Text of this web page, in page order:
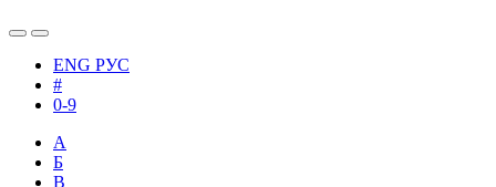
ENG РУС
#
0-9
А
Б
В